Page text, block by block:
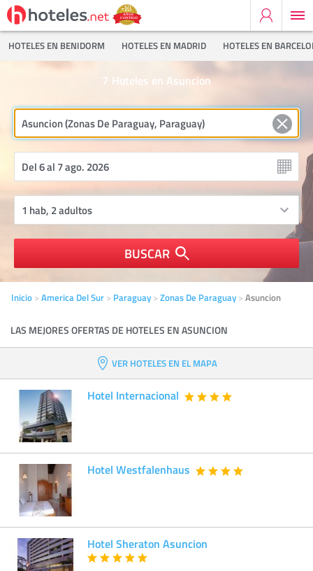
HOTELES EN BENIDORM HOTELES EN MADRID HOTELES EN
Hoteles en Asuncion
7
BUSCAR
Inicio America Del Sur Paraguay Zonas De Paraguay Asuncion
LAS MEJORES OFERTAS DE HOTELES EN ASUNCION
VER HOTELES EN EL MAPA
Hotel Internacional
Hotel Westfalenhaus
Hotel Sheraton Asuncion